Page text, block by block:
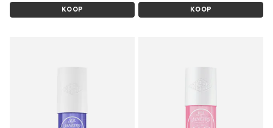
KOOP KOOP